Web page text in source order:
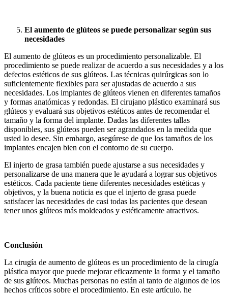
El aumento de glúteos se puede personalizar según sus
necesidades
El aumento de glúteos es un procedimiento personalizable. El
procedimiento se puede realizar de acuerdo a sus necesidades y a los
defectos estéticos de sus glúteos. Las técnicas quirúrgicas son lo
suficientemente flexibles para ser ajustadas de acuerdo a sus
necesidades. Los implantes de glúteos vienen en diferentes tamaños
y formas anatómicas y redondas. El cirujano plástico examinará sus
glúteos y evaluará sus objetivos estéticos antes de recomendar el
tamaño y la forma del implante. Dadas las diferentes tallas
disponibles, sus glúteos pueden ser agrandados en la medida que
usted lo desee. Sin embargo, asegúrese de que los tamaños de los
implantes encajen bien con el contorno de su cuerpo.
El injerto de grasa también puede ajustarse a sus necesidades y
personalizarse de una manera que le ayudará a lograr sus objetivos
estéticos. Cada paciente tiene diferentes necesidades estéticas y
objetivos, y la buena noticia es que el injerto de grasa puede
satisfacer las necesidades de casi todas las pacientes que desean
tener unos glúteos más moldeados y estéticamente atractivos.
Conclusión
La cirugía de aumento de glúteos es un procedimiento de la cirugía
plástica mayor que puede mejorar eficazmente la forma y el tamaño
de sus glúteos. Muchas personas no están al tanto de algunos de los
hechos críticos sobre el procedimiento. En este artículo, he